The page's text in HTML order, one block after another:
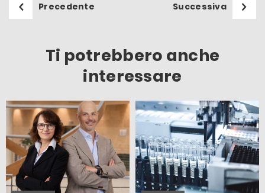
Precedente Successiva
Ti potrebbero anche
interessare